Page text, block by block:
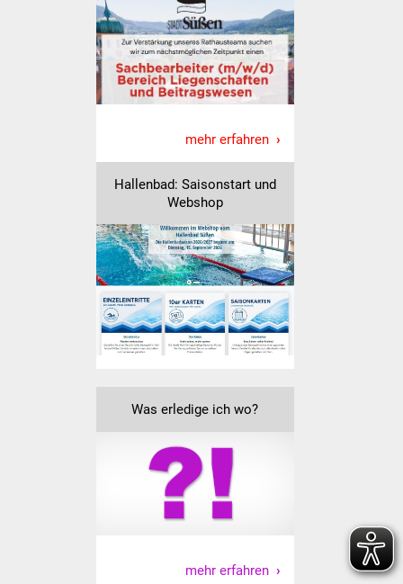
Formulare
Bürgerinfos
Kindergärten
Kolping-Musikschule
Volkshochschule
Soziale Einrichtungen
Lokale Agenda
Jugendhaus
Fachteam Jugend
mehr erfahren
Hallenbad: Saisonstart und
Webshop
Was erledige ich wo?
mehr erfahren